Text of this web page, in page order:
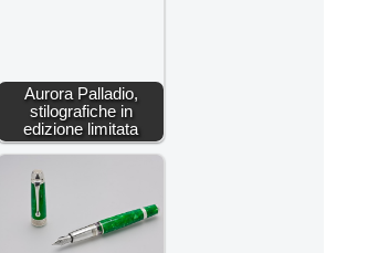
Aurora Palladio,
stilografiche in
edizione limitata